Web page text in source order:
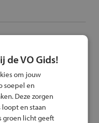
de VO Gids!
om jouw
soepel en
Deze zorgen
en staan
groen licht geeft